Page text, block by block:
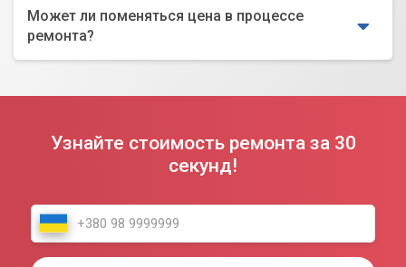
Может ли поменяться цена в процессе
ремонта?
Узнайте стоимость ремонта за 30
секунд!